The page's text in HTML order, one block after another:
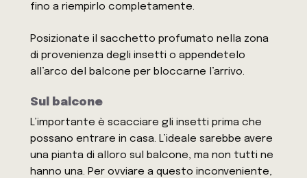
fino a riempirlo completamente.
Posizionate il sacchetto profumato nella zona
di provenienza degli insetti o appendetelo
all’arco del balcone per bloccarne l’arrivo.
Sul balcone
L’importante è scacciare gli insetti prima che
possano entrare in casa. L’ideale sarebbe avere
una pianta di alloro sul balcone, ma non tutti ne
hanno una. Per ovviare a questo inconveniente,